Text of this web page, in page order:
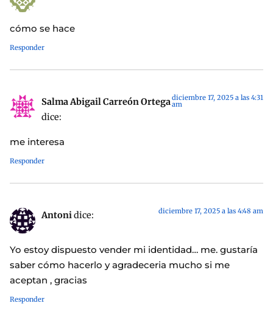
cómo se hace
Responder
Salma Abigail Carreón Ortega
dice:
diciembre 17, 2025 a las 4:31
am
me interesa
Responder
Antonidice: diciembre 17, 2025 a las 4:48 am
Yo estoy dispuesto vender mi identidad… me. gustaría
saber cómo hacerlo y agradeceria mucho si me
aceptan , gracias
Responder